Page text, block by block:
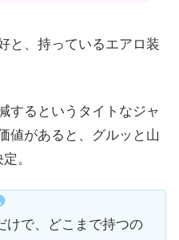
と、持っているエアロ装
するというタイトなジャ
値があると、グルッと山
。
けで、どこまで持つの